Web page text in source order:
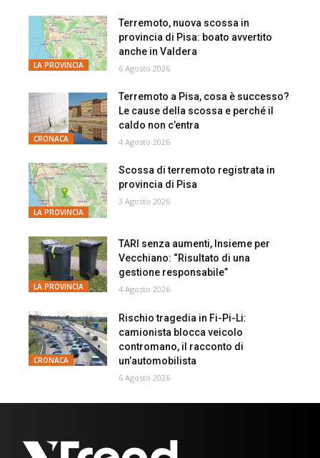
LA PROVINCIA
Terremoto, nuova scossa in
provincia di Pisa: boato avvertito
anche in Valdera
6 Agosto 2026
CRONACA
Terremoto a Pisa, cosa è successo?
Le cause della scossa e perché il
caldo non c’entra
4 Agosto 2026
LA PROVINCIA
Scossa di terremoto registrata in
provincia di Pisa
3 Agosto 2026
LA PROVINCIA
TARI senza aumenti, Insieme per
Vecchiano: “Risultato di una
gestione responsabile”
4 Agosto 2026
CRONACA
Rischio tragedia in Fi-Pi-Li:
camionista blocca veicolo
contromano, il racconto di
un’automobilista
6 Agosto 2026